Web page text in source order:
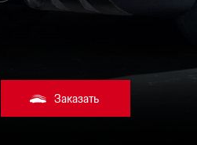
Заказать